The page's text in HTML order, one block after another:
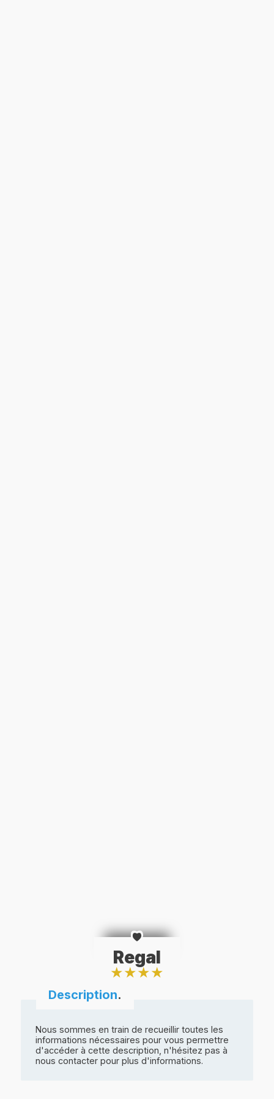
Regal
★★★★
Description.
Nous sommes en train de recueillir toutes les
informations nécessaires pour vous permettre
d'accéder à cette description, n'hésitez pas à
nous contacter pour plus d'informations.